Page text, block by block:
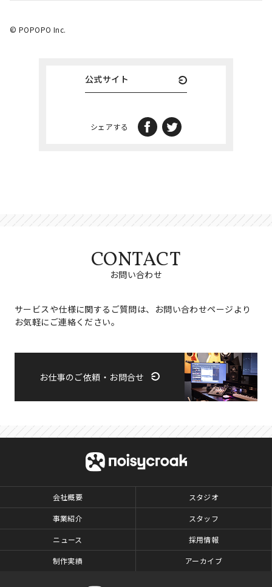
© POPOPO Inc.
公式サイト
シェアする
CONTACT
お問い合わせ
サービスや仕様に関するご質問は、お問い合わせページより
お気軽にご連絡ください。
お仕事のご依頼・お問合せ
会社概要
事業紹介
ニュース
制作実績
スタジオ
スタッフ
採用情報
アーカイブ